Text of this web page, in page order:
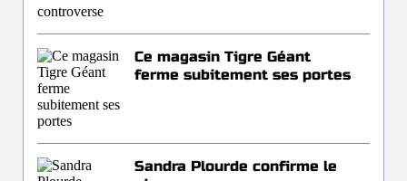
Ce magasin Tigre Géant
ferme subitement ses portes
Sandra Plourde confirme le